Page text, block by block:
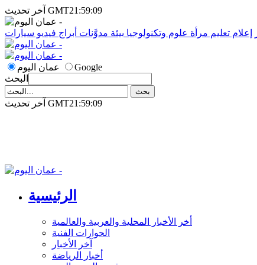
آخر تحديث GMT21:59:09
إعلام تعليم مرأة علوم وتكنولوجيا بيئة مدوَّنات أبراج فيديو سيارات
عمان اليوم
Google
البحث
آخر تحديث GMT21:59:09
الرئيسية
أخر الأخبار المحلية والعربية والعالمية
الحوارات الفنية
آخر الأخبار
أخبار الرياضة